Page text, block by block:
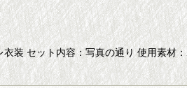
セット内容：写真の通り 使用素材